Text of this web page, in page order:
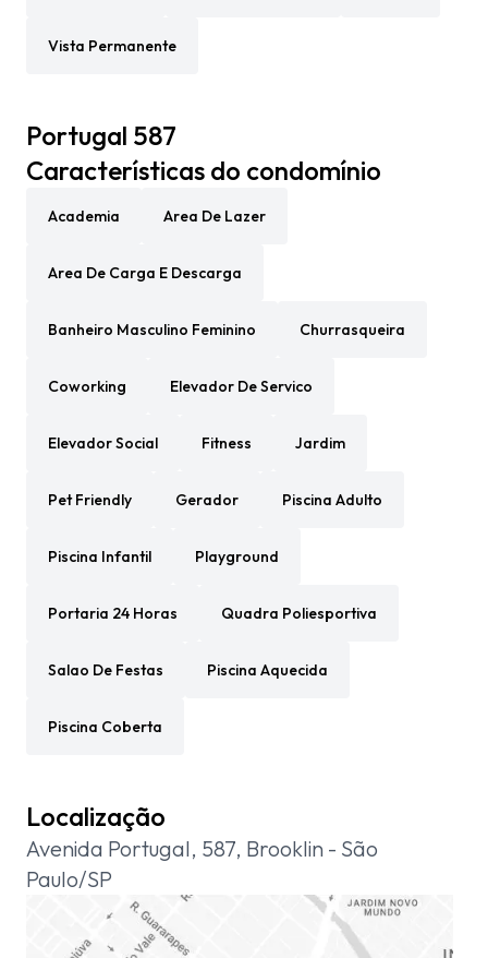
Vista Permanente
Portugal 587
Características do condomínio
Academia Area De Lazer
Area De Carga E Descarga
Banheiro Masculino Feminino Churrasqueira
Coworking Elevador De Servico
Elevador Social Fitness Jardim
Pet Friendly Gerador Piscina Adulto
Piscina Infantil Playground
Portaria 24 Horas Quadra Poliesportiva
Salao De Festas Piscina Aquecida
Piscina Coberta
Localização
Avenida Portugal, 587, Brooklin - São
Paulo/SP